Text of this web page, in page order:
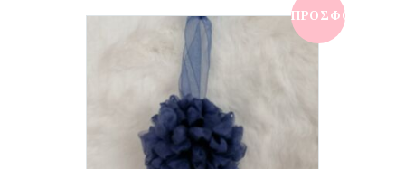
€10,00. ΠΡΟΣΦΟΡΆ!